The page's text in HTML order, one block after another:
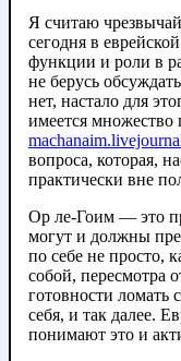
Я считаю
сегодня в
функции и роли в
не берусь
нет, настало для
имеется множество
вопроса, которая,
практически вне
Ор ле-Гоим — это
могут и должны
по себе не просто,
собой, пересмотра
готовности ломать
себя, и так далее.
понимают это и